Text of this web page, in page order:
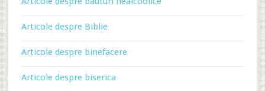
Articole despre Biblie
Articole despre binefacere
Articole despre biserica